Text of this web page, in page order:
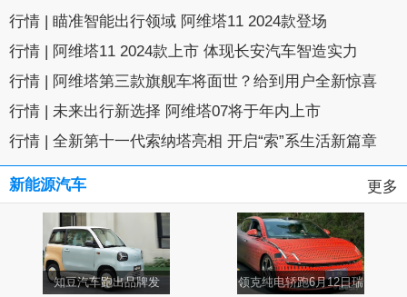
17.99万-24.69万
行情 | 瞄准智能出行领域 阿维塔11 2024款登场
行情 | 阿维塔11 2024款上市 体现长安汽车智造实力
行情 | 阿维塔第三款旗舰车将面世？给到用户全新惊喜
行情 | 未来出行新选择 阿维塔07将于年内上市
行情 | 全新第十一代索纳塔亮相 开启“索”系生活新篇章
新能源汽车 更多
知豆汽车跑出品牌发
领克纯电轿跑6月12日瑞